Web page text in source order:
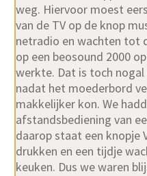
weg. Hiervoor moest
van de TV op de knop
netradio en wachten tot
op een beosound 2000
werkte. Dat is toch
nadat het moederbord
makkelijker kon. We
afstandsbediening van
daarop staat een knopje
drukken en een tijdje
keuken. Dus we waren